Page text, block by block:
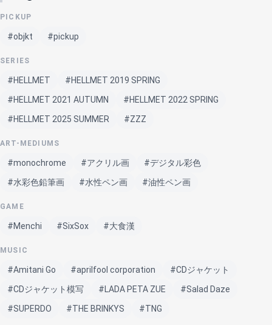
PICKUP
#objkt #pickup
SERIES
#HELLMET
#HELLMET 2019 SPRING
#HELLMET 2021 AUTUMN
#HELLMET 2022 SPRING
#HELLMET 2025 SUMMER
#ZZZ
ART-MEDIUMS
#monochrome #アクリル画
#デジタル彩色
#水彩色鉛筆画
#水性ペン画 #油性ペン画
GAME
#Menchi #SixSox #大食漢
MUSIC
#Amitani Go #aprilfool corporation
#CDジャケット
#CDジャケット模写
#LADA PETA ZUE
#Salad Daze
#SUPERDO
#THE BRINKYS #TNG